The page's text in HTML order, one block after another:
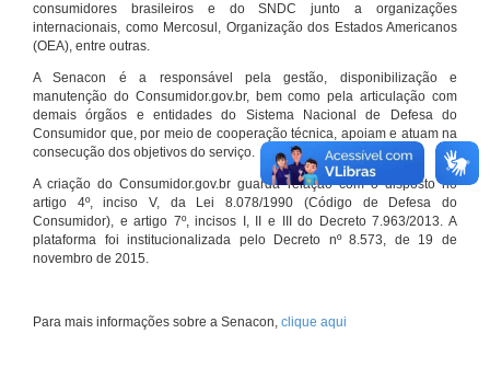
consumidores brasileiros e do SNDC junto a organizações
internacionais, como Mercosul, Organização dos Estados Americanos
(OEA), entre outras.
A Senacon é a responsável pela gestão, disponibilização e
manutenção do Consumidor.gov.br, bem como pela articulação com
demais órgãos e entidades do Sistema Nacional de Defesa do
Consumidor que, por meio de cooperação técnica, apoiam e atuam na
consecução dos objetivos do serviço.
A criação do Consumidor.gov.br guarda relação com o disposto no
artigo 4º, inciso V, da Lei 8.078/1990 (Código de Defesa do
Consumidor), e artigo 7º, incisos I, II e III do Decreto 7.963/2013. A
plataforma foi institucionalizada pelo Decreto nº 8.573, de 19 de
novembro de 2015.
Para mais informações sobre a Senacon, clique aqui